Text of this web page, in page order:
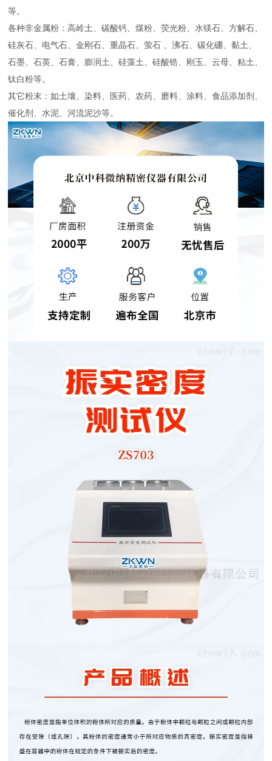
等。
各种非金属粉：高岭土、碳酸钙、煤粉、荧光粉、水镁石、方解石、
硅灰石、电气石、金刚石、重晶石、萤石 、沸石、碳化硼、黏土、
石墨、石英、石膏、膨润土、硅藻土、硅酸锆、刚玉、云母、粘土、
钛白粉等。
其它粉末：如土壤、染料、医药、农药、磨料、涂料、食品添加剂、
催化剂、水泥、河流泥沙等。